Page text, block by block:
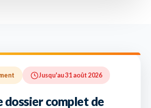
Jusqu'au 31 août 2026
dossier complet de